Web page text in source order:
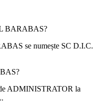
BARABAS?
se numește SC D.I.C.
?
ADMINISTRATOR la
.